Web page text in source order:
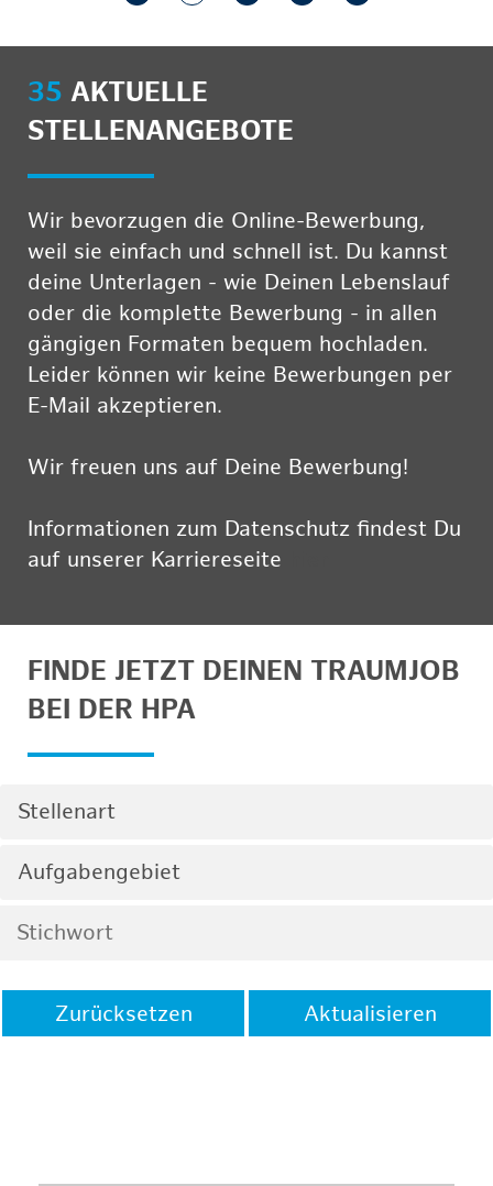
35 AKTUELLE
STELLENANGEBOTE
Wir bevorzugen die Online-Bewerbung,
weil sie einfach und schnell ist. Du kannst
deine Unterlagen - wie Deinen Lebenslauf
oder die komplette Bewerbung - in allen
gängigen Formaten bequem hochladen.
Leider können wir keine Bewerbungen per
E-Mail akzeptieren.
Wir freuen uns auf Deine Bewerbung!
Informationen zum Datenschutz findest Du
auf unserer Karriereseite
FINDE JETZT DEINEN TRAUMJOB
BEI DER HPA
Stellenart
Aufgabengebiet
Zurücksetzen Aktualisieren